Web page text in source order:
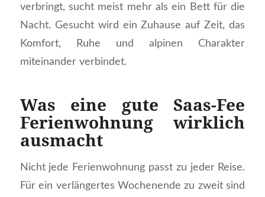
verbringt, sucht meist mehr als ein Bett für die
Nacht. Gesucht wird ein Zuhause auf Zeit, das
Komfort, Ruhe und alpinen Charakter
miteinander verbindet.
Was eine gute Saas-Fee
Ferienwohnung wirklich
ausmacht
Nicht jede Ferienwohnung passt zu jeder Reise.
Für ein verlängertes Wochenende zu zweit sind